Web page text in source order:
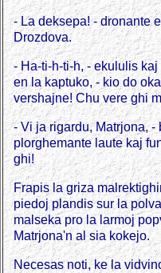
- La deksepa! - dronante
Drozdova.
- Ha-ti-h-ti-h, - ekululis
en la kaptuko, - kio do
vershajne! Chu vere ghi
- Vi ja rigardu, Matrjona,
plorghemante laute kaj
ghi!
Frapis la griza
piedoj plandis sur la
malseka pro la larmoj
Matrjona'n al sia kokejo.
Necesas noti, ke la